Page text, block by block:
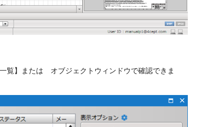
覧】または オブジェクトウィンドウで確認できま